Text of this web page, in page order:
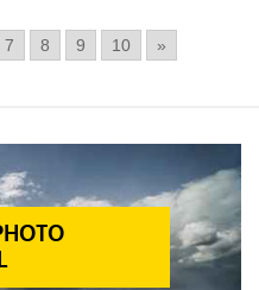
7 8 9 10 »